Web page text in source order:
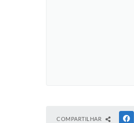
COMPARTILHAR